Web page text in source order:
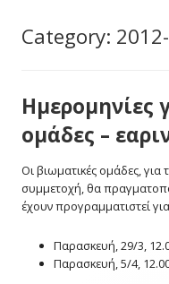
Category:
Ημερομηνίες
ομάδες –
Οι βιωματικές ομάδες, για
συμμετοχή, θα
έχουν προγραμματιστεί
Παρασκευή, 29/3,
Παρασκευή, 5/4,